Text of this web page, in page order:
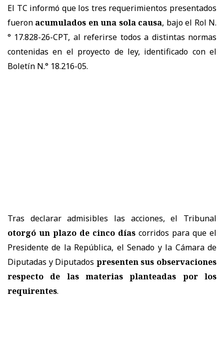
El TC informó que los tres requerimientos presentados
fueron acumulados en una sola causa, bajo el Rol N.
° 17.828-26-CPT, al referirse todos a distintas normas
contenidas en el proyecto de ley, identificado con el
Boletín N.° 18.216-05.
Tras declarar admisibles las acciones, el Tribunal
otorgó un plazo de cinco días corridos para que el
Presidente de la República, el Senado y la Cámara de
Diputadas y Diputados presenten sus observaciones
respecto de las materias planteadas por los
requirentes.